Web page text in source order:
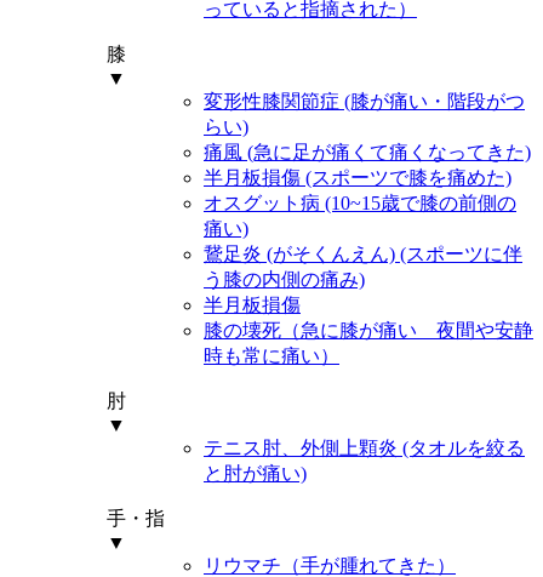
っていると指摘された）
膝
▼
変形性膝関節症 (膝が痛い・階段がつ
らい)
痛風 (急に足が痛くて痛くなってきた)
半月板損傷 (スポーツで膝を痛めた)
オスグット病 (10~15歳で膝の前側の
痛い)
鵞足炎 (がそくんえん) (スポーツに伴
う膝の内側の痛み)
半月板損傷
膝の壊死（急に膝が痛い 夜間や安静
時も常に痛い）
肘
▼
テニス肘、外側上顆炎 (タオルを絞る
と肘が痛い)
手・指
▼
リウマチ（手が腫れてきた）